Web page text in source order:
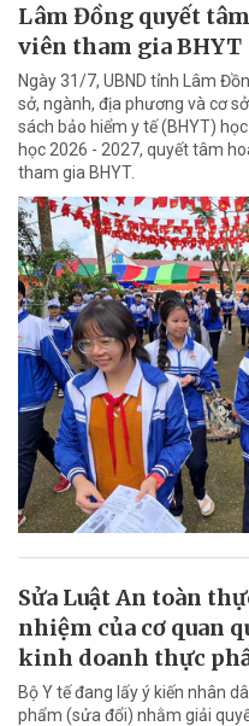
Lâm Đồng quyết
viên tham gia BHYT
Ngày 31/7, UBND tỉnh Lâm
sở, ngành, địa phương và cơ
sách bảo hiểm y tế (BHYT)
học 2026 - 2027, quyết tâm
tham gia BHYT.
Sửa Luật An toàn
nhiệm của cơ quan
kinh doanh thực
Bộ Y tế đang lấy ý kiến nhân
phẩm (sửa đổi) nhằm giải